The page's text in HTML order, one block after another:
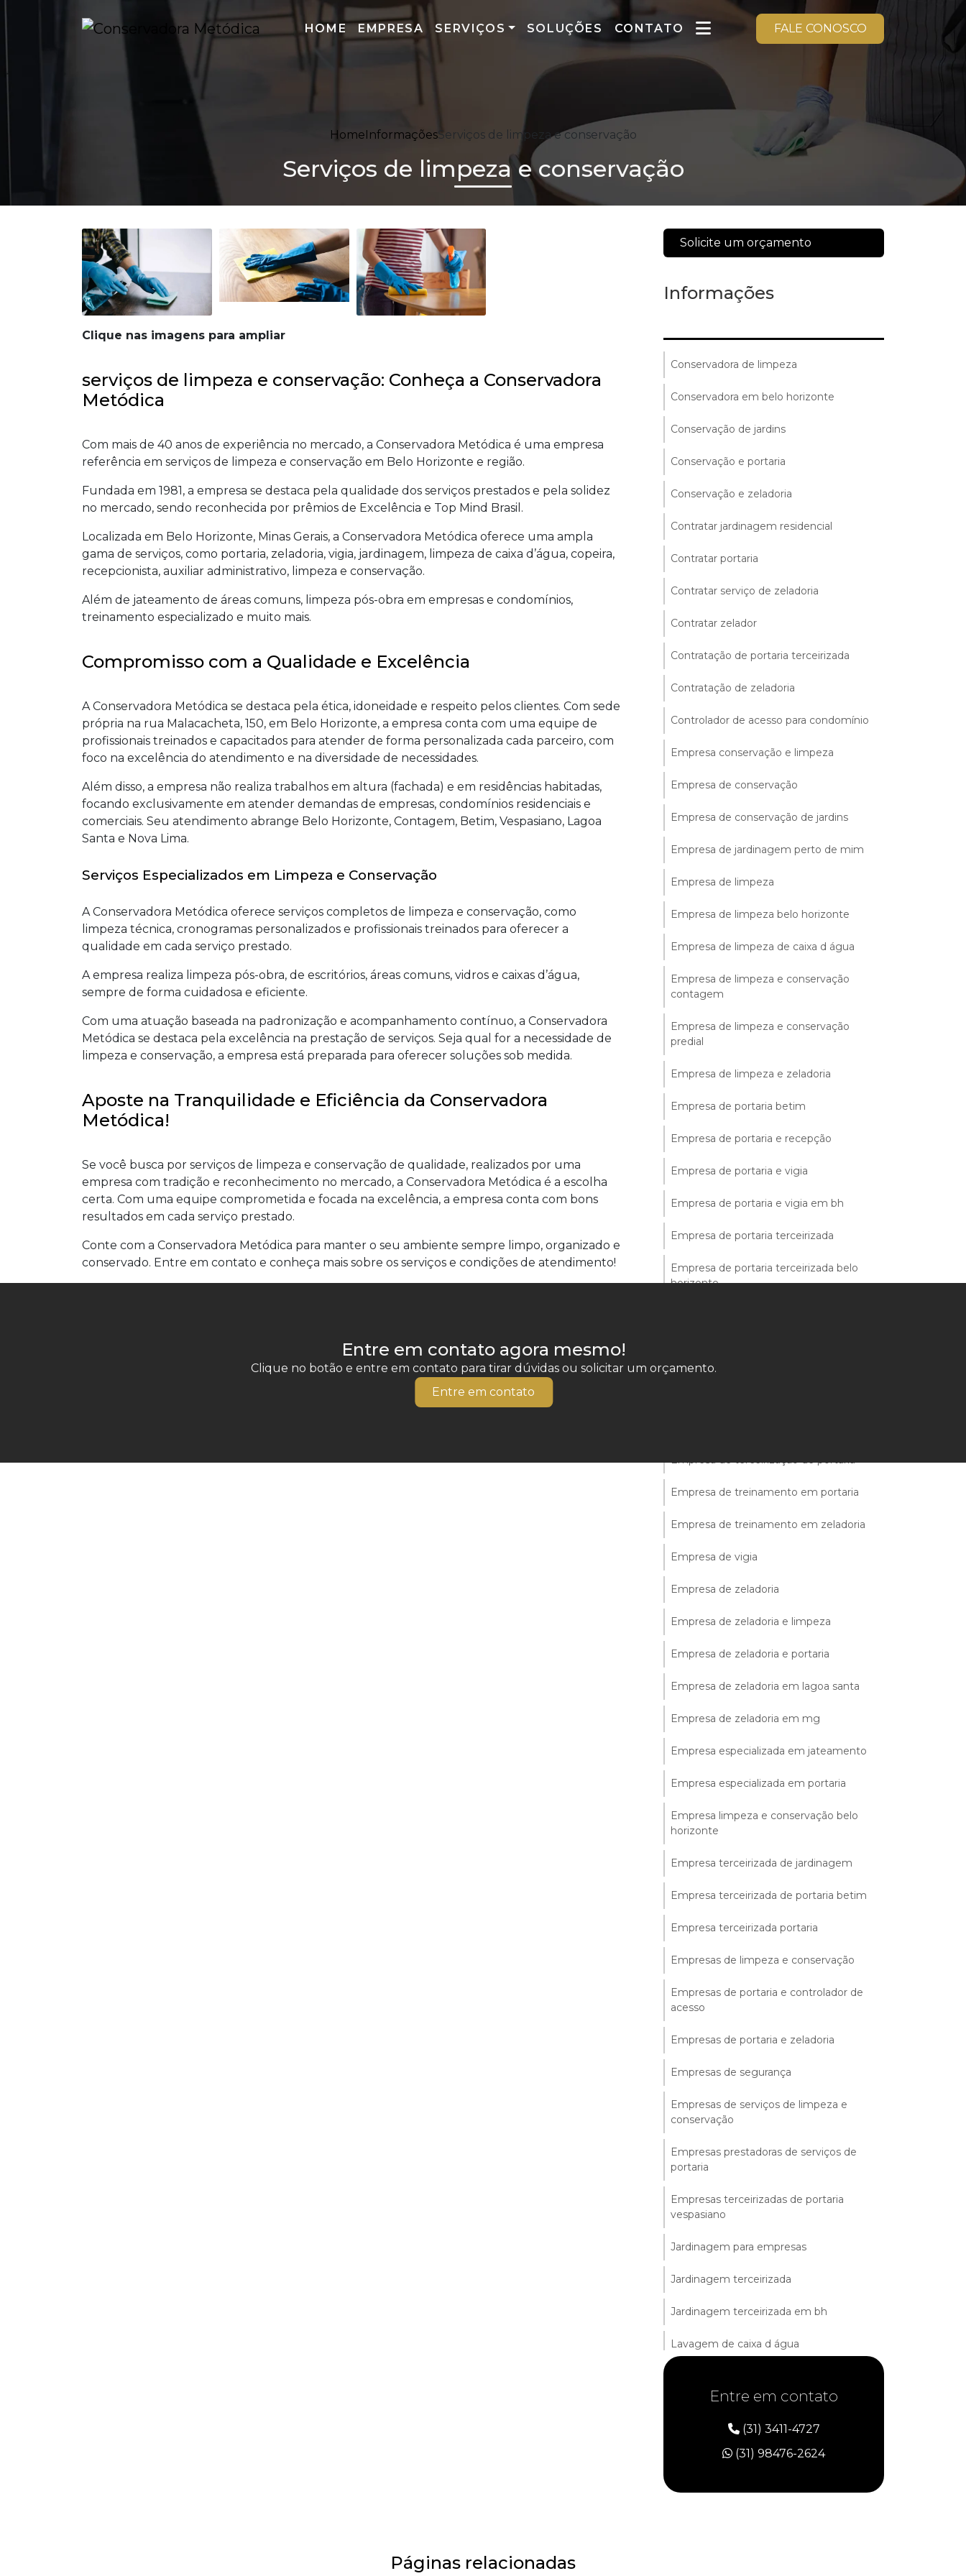
HOME EMPRESA SERVIÇOS SOLUÇÕES CONTATO FALE CONOSCO
HomeInformaçõesServiços de limpeza e conservação
Serviços de limpeza e conservação
Clique nas imagens para ampliar
serviços de limpeza e conservação: Conheça a Conservadora
Metódica
Com mais de 40 anos de experiência no mercado, a Conservadora Metódica é uma empresa
referência em serviços de limpeza e conservação em Belo Horizonte e região.
Fundada em 1981, a empresa se destaca pela qualidade dos serviços prestados e pela solidez
no mercado, sendo reconhecida por prêmios de Excelência e Top Mind Brasil.
Localizada em Belo Horizonte, Minas Gerais, a Conservadora Metódica oferece uma ampla
gama de serviços, como portaria, zeladoria, vigia, jardinagem, limpeza de caixa d’água, copeira,
recepcionista, auxiliar administrativo, limpeza e conservação.
Além de jateamento de áreas comuns, limpeza pós-obra em empresas e condomínios,
treinamento especializado e muito mais.
Compromisso com a Qualidade e Excelência
A Conservadora Metódica se destaca pela ética, idoneidade e respeito pelos clientes. Com sede
própria na rua Malacacheta, 150, em Belo Horizonte, a empresa conta com uma equipe de
profissionais treinados e capacitados para atender de forma personalizada cada parceiro, com
foco na excelência do atendimento e na diversidade de necessidades.
Além disso, a empresa não realiza trabalhos em altura (fachada) e em residências habitadas,
focando exclusivamente em atender demandas de empresas, condomínios residenciais e
comerciais. Seu atendimento abrange Belo Horizonte, Contagem, Betim, Vespasiano, Lagoa
Santa e Nova Lima.
Serviços Especializados em Limpeza e Conservação
A Conservadora Metódica oferece serviços completos de limpeza e conservação, como
limpeza técnica, cronogramas personalizados e profissionais treinados para oferecer a
qualidade em cada serviço prestado.
A empresa realiza limpeza pós-obra, de escritórios, áreas comuns, vidros e caixas d’água,
sempre de forma cuidadosa e eficiente.
Com uma atuação baseada na padronização e acompanhamento contínuo, a Conservadora
Metódica se destaca pela excelência na prestação de serviços. Seja qual for a necessidade de
limpeza e conservação, a empresa está preparada para oferecer soluções sob medida.
Aposte na Tranquilidade e Eficiência da Conservadora
Metódica!
Se você busca por serviços de limpeza e conservação de qualidade, realizados por uma
empresa com tradição e reconhecimento no mercado, a Conservadora Metódica é a escolha
certa. Com uma equipe comprometida e focada na excelência, a empresa conta com bons
resultados em cada serviço prestado.
Conte com a Conservadora Metódica para manter o seu ambiente sempre limpo, organizado e
conservado. Entre em contato e conheça mais sobre os serviços e condições de atendimento!
Entre em contato agora mesmo!
Clique no botão e entre em contato para tirar dúvidas ou solicitar um orçamento.
Entre em contato
Solicite um orçamento
Informações
Conservadora de limpeza
Conservadora em belo horizonte
Conservação de jardins
Conservação e portaria
Conservação e zeladoria
Contratar jardinagem residencial
Contratar portaria
Contratar serviço de zeladoria
Contratar zelador
Contratação de portaria terceirizada
Contratação de zeladoria
Controlador de acesso para condomínio
Empresa conservação e limpeza
Empresa de conservação
Empresa de conservação de jardins
Empresa de jardinagem perto de mim
Empresa de limpeza
Empresa de limpeza belo horizonte
Empresa de limpeza de caixa d água
Empresa de limpeza e conservação
contagem
Empresa de limpeza e conservação
predial
Empresa de limpeza e zeladoria
Empresa de portaria betim
Empresa de portaria e recepção
Empresa de portaria e vigia
Empresa de portaria e vigia em bh
Empresa de portaria terceirizada
Empresa de portaria terceirizada belo
horizonte
Empresa de segurança e portaria
Empresa de terceirização de portaria
Empresa de treinamento em portaria
Empresa de treinamento em zeladoria
Empresa de vigia
Empresa de zeladoria
Empresa de zeladoria e limpeza
Empresa de zeladoria e portaria
Empresa de zeladoria em lagoa santa
Empresa de zeladoria em mg
Empresa especializada em jateamento
Empresa especializada em portaria
Empresa limpeza e conservação belo
horizonte
Empresa terceirizada de jardinagem
Empresa terceirizada de portaria betim
Empresa terceirizada portaria
Empresas de limpeza e conservação
Empresas de portaria e controlador de
acesso
Empresas de portaria e zeladoria
Empresas de segurança
Empresas de serviços de limpeza e
conservação
Empresas prestadoras de serviços de
portaria
Empresas terceirizadas de portaria
vespasiano
Jardinagem para empresas
Jardinagem terceirizada
Jardinagem terceirizada em bh
Lavagem de caixa d água
Entre em contato
(31) 3411-4727
(31) 98476-2624
Páginas relacionadas